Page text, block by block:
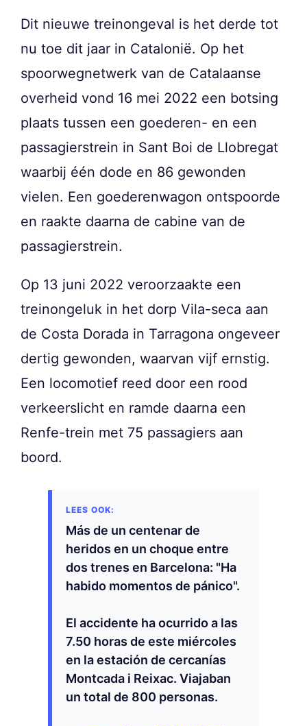
Dit nieuwe treinongeval is het derde tot
nu toe dit jaar in Catalonië. Op het
spoorwegnetwerk van de Catalaanse
overheid vond 16 mei 2022 een botsing
plaats tussen een goederen- en een
passagierstrein in Sant Boi de Llobregat
waarbij één dode en 86 gewonden
vielen. Een goederenwagon ontspoorde
en raakte daarna de cabine van de
passagierstrein.
Op 13 juni 2022 veroorzaakte een
treinongeluk in het dorp Vila-seca aan
de Costa Dorada in Tarragona ongeveer
dertig gewonden, waarvan vijf ernstig.
Een locomotief reed door een rood
verkeerslicht en ramde daarna een
Renfe-trein met 75 passagiers aan
boord.
Más de un centenar de
heridos en un choque entre
dos trenes en Barcelona: "Ha
habido momentos de pánico".
El accidente ha ocurrido a las
7.50 horas de este miércoles
en la estación de cercanías
Montcada i Reixac. Viajaban
un total de 800 personas.